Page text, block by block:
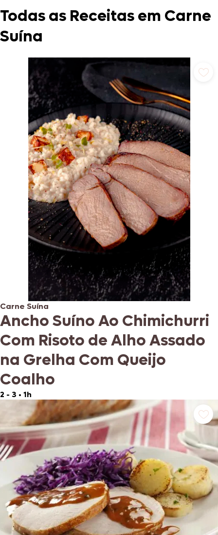
Todas as Receitas em Carne
Suína
Carne Suína
Ancho Suíno Ao Chimichurri
Com Risoto de Alho Assado
na Grelha Com Queijo
Coalho
2 - 3 • 1h